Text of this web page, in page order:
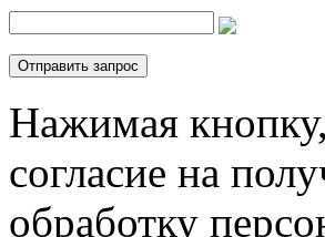
Нажимая
согласие на
обработку